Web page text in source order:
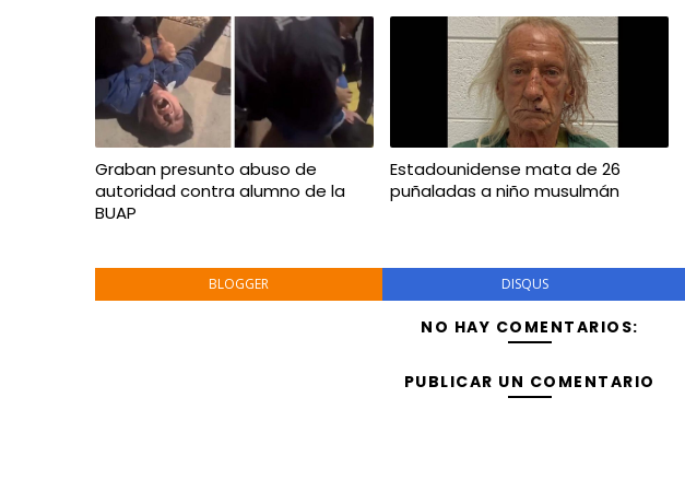
Graban presunto abuso de
autoridad contra alumno de la
BUAP
Estadounidense mata de 26
puñaladas a niño musulmán
BLOGGER DISQUS
NO HAY COMENTARIOS:
PUBLICAR UN COMENTARIO